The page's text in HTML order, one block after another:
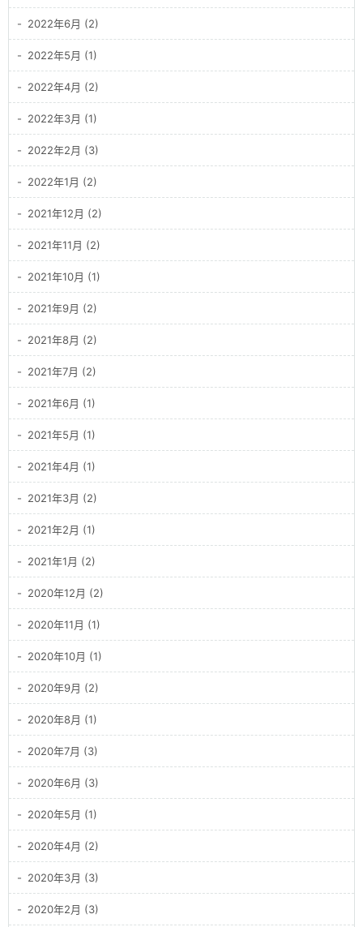
2022年6月 (2)
2022年5月 (1)
2022年4月 (2)
2022年3月 (1)
2022年2月 (3)
2022年1月 (2)
2021年12月 (2)
2021年11月 (2)
2021年10月 (1)
2021年9月 (2)
2021年8月 (2)
2021年7月 (2)
2021年6月 (1)
2021年5月 (1)
2021年4月 (1)
2021年3月 (2)
2021年2月 (1)
2021年1月 (2)
2020年12月 (2)
2020年11月 (1)
2020年10月 (1)
2020年9月 (2)
2020年8月 (1)
2020年7月 (3)
2020年6月 (3)
2020年5月 (1)
2020年4月 (2)
2020年3月 (3)
2020年2月 (3)